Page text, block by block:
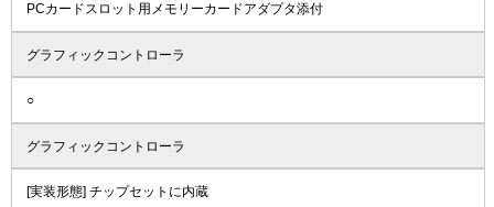
PCカードスロット用メモリーカードアダプタ添付
グラフィックコントローラ
○
グラフィックコントローラ
[実装形態] チップセットに内蔵